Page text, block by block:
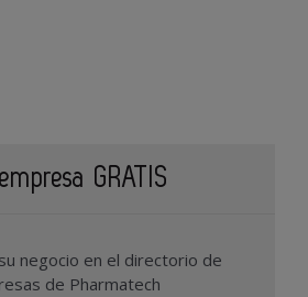
GRATIS
negocio en el directorio de
de Pharmatech